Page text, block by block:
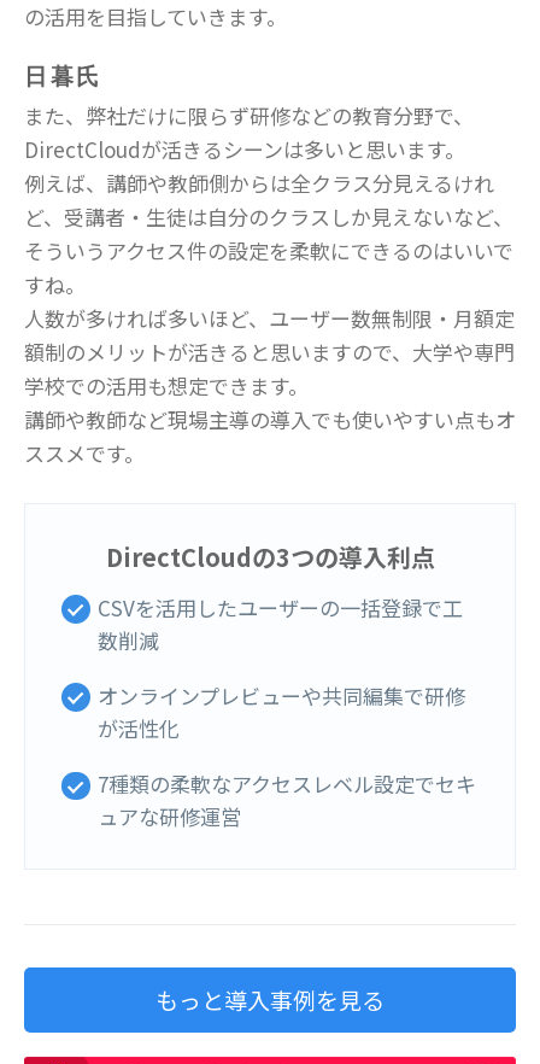
の活用を目指していきます。
日暮氏
また、弊社だけに限らず研修などの教育分野で、
DirectCloudが活きるシーンは多いと思います。
例えば、講師や教師側からは全クラス分見えるけれ
ど、受講者・生徒は自分のクラスしか見えないなど、
そういうアクセス件の設定を柔軟にできるのはいいで
すね。
人数が多ければ多いほど、ユーザー数無制限・月額定
額制のメリットが活きると思いますので、大学や専門
学校での活用も想定できます。
講師や教師など現場主導の導入でも使いやすい点もオ
ススメです。
DirectCloudの3つの導入利点
CSVを活用したユーザーの一括登録で工
数削減
オンラインプレビューや共同編集で研修
が活性化
7種類の柔軟なアクセスレベル設定でセキ
ュアな研修運営
もっと導入事例を見る